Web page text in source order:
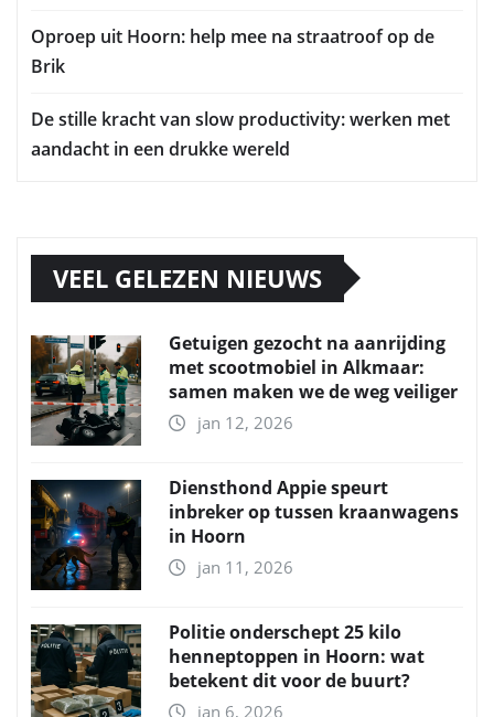
Oproep uit Hoorn: help mee na straatroof op de
Brik
De stille kracht van slow productivity: werken met
aandacht in een drukke wereld
VEEL GELEZEN NIEUWS
Getuigen gezocht na aanrijding
met scootmobiel in Alkmaar:
samen maken we de weg veiliger
jan 12, 2026
Diensthond Appie speurt
inbreker op tussen kraanwagens
in Hoorn
jan 11, 2026
Politie onderschept 25 kilo
henneptoppen in Hoorn: wat
betekent dit voor de buurt?
jan 6, 2026